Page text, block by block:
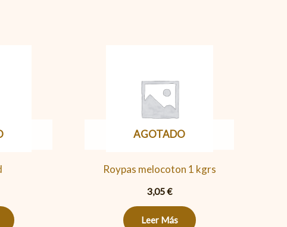
AGOTADO
Roypas melocoton 1 kgrs
3,05€
Leer Más